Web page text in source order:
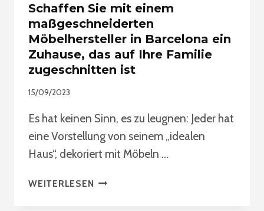
Schaffen Sie mit einem
maßgeschneiderten
Möbelhersteller in Barcelona ein
Zuhause, das auf Ihre Familie
zugeschnitten ist
15/09/2023
Es hat keinen Sinn, es zu leugnen: Jeder hat
eine Vorstellung von seinem „idealen
Haus“, dekoriert mit Möbeln …
WEITERLESEN SCHAFFEN